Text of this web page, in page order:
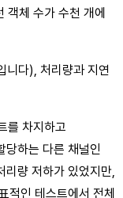
객체 수가 수천 개에
니다), 처리량과 지연
를 차지하고
당하는 다른 채널인
리량 저하가 있었지만,
적인 테스트에서 전체